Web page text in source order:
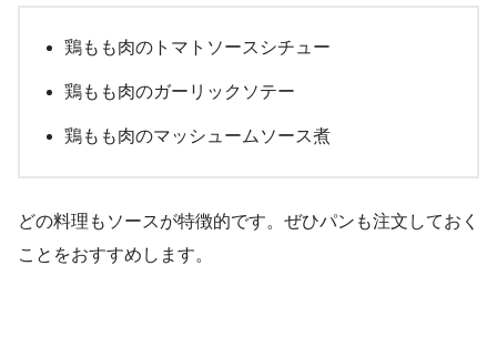
鶏もも肉のトマトソースシチュー
鶏もも肉のガーリックソテー
鶏もも肉のマッシュームソース煮
どの料理もソースが特徴的です。ぜひパンも注文しておく
ことをおすすめします。